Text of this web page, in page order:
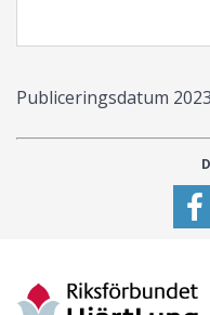
Publiceringsdatum